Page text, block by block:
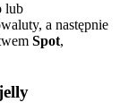
lub
a następnie
Spot,